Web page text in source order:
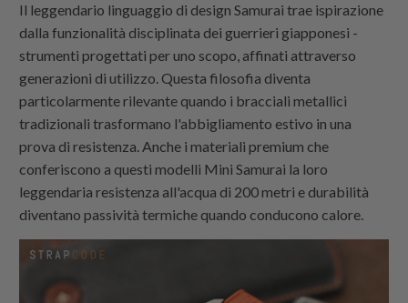
Il leggendario linguaggio di design Samurai trae ispirazione
dalla funzionalità disciplinata dei guerrieri giapponesi -
strumenti progettati per uno scopo, affinati attraverso
generazioni di utilizzo. Questa filosofia diventa
particolarmente rilevante quando i bracciali metallici
tradizionali trasformano l'abbigliamento estivo in una
prova di resistenza. Anche i materiali premium che
conferiscono a questi modelli Mini Samurai la loro
leggendaria resistenza all'acqua di 200 metri e durabilità
diventano passività termiche quando conducono calore.